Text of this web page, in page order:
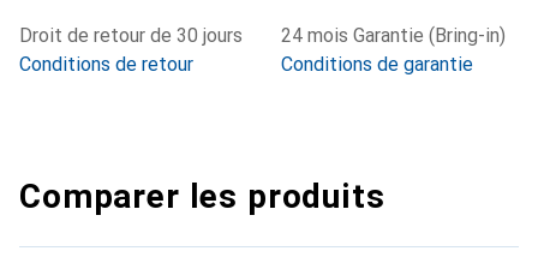
Droit de retour de 30 jours
Conditions de retour
24 mois Garantie (Bring-in)
Conditions de garantie
Comparer les produits